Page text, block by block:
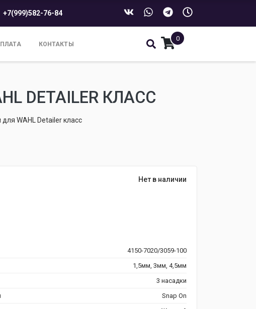
+7(999)582-76-84
КОНТАКТЫ
0
DETAILER КЛАСС
WAHL Detailer класс
Нет в наличии
4150-7020/3059-100
1,5мм, 3мм, 4,5мм
3 насадки
Snap On